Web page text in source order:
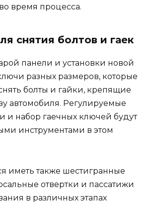
время процесса.
снятия болтов и гаек
панели и установки новой
разных размеров, которые
болты и гайки, крепящие
автомобиля. Регулируемые
и набор гаечных ключей будут
инструментами в этом
иметь также шестигранные
отвертки и пассатижи
в различных этапах